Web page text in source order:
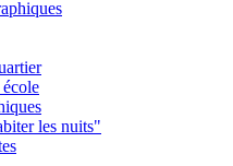
les nuits"